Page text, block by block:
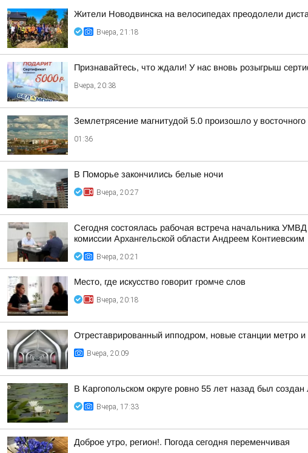
Жители Новодвинска на велосипедах преодолели
Вчера, 21:18
Признавайтесь, что ждали! У нас вновь розыгрыш
Вчера, 20:38
Землетрясение магнитудой 5.0 произошло у
01:36
В Поморье закончились белые ночи
Вчера, 20:27
Сегодня состоялась рабочая встреча начальника
комиссии Архангельской области Андреем Контиевским
Вчера, 20:21
Место, где искусство говорит громче слов
Вчера, 20:18
Отреставрированный ипподром, новые станции метро
Вчера, 20:09
В Каргопольском округе ровно 55 лет назад был создан
Вчера, 17:33
Доброе утро, регион!. Погода сегодня переменчивая